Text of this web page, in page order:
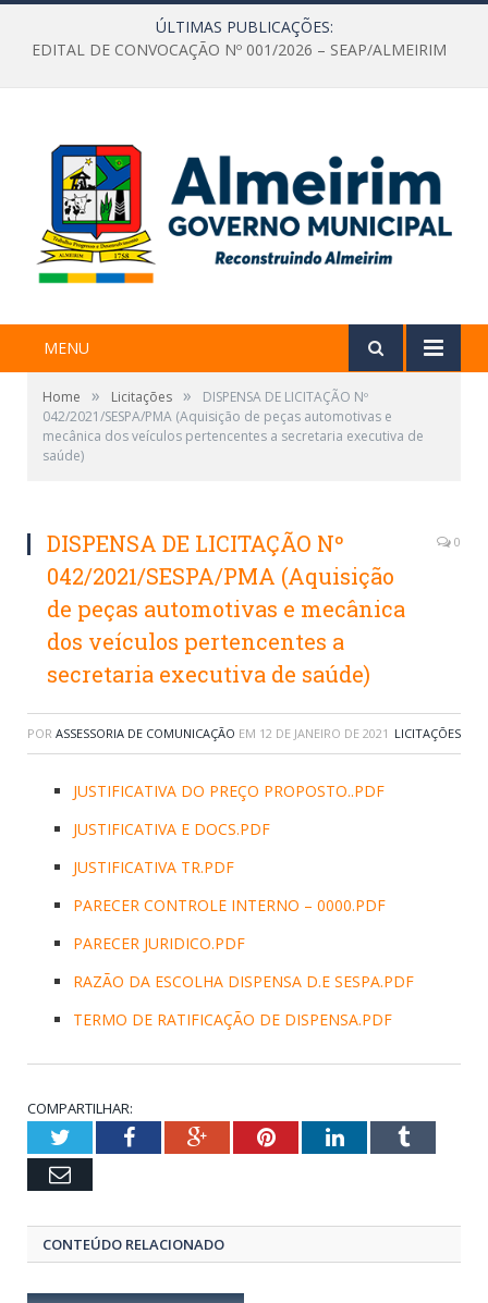
ÚLTIMAS PUBLICAÇÕES:
EDITAL DE CONVOCAÇÃO Nº 001/2026 – SEAP/ALMEIRIM
MENU
Home » Licitações »
DISPENSA DE LICITAÇÃO Nº
042/2021/SESPA/PMA (Aquisição de peças automotivas e
mecânica dos veículos pertencentes a secretaria executiva de
saúde)
DISPENSA DE LICITAÇÃO Nº
042/2021/SESPA/PMA (Aquisição
de peças automotivas e mecânica
dos veículos pertencentes a
secretaria executiva de saúde)
0
POR ASSESSORIA DE COMUNICAÇÃO EM 12 DE JANEIRO DE 2021 LICITAÇÕES
JUSTIFICATIVA DO PREÇO PROPOSTO..PDF
JUSTIFICATIVA E DOCS.PDF
JUSTIFICATIVA TR.PDF
PARECER CONTROLE INTERNO – 0000.PDF
PARECER JURIDICO.PDF
RAZÃO DA ESCOLHA DISPENSA D.E SESPA.PDF
TERMO DE RATIFICAÇÃO DE DISPENSA.PDF
COMPARTILHAR:
TwitterFacebookGoogle+PinterestLinkedInTumblr
Email
CONTEÚDO RELACIONADO